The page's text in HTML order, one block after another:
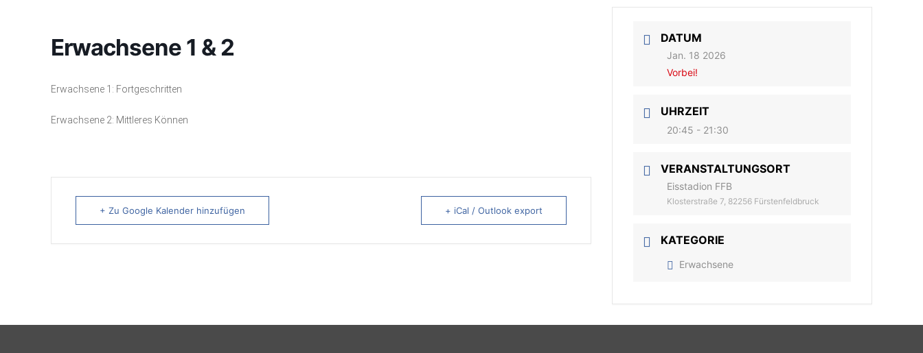
Erwachsene 1 & 2
Erwachsene 1: Fortgeschritten
Erwachsene 2: Mittleres Können
+ Zu Google Kalender hinzufügen + iCal / Outlook export
DATUM
Jan. 18 2026
Vorbei!
UHRZEIT
20:45 - 21:30
VERANSTALTUNGSORT
Eisstadion FFB
Klosterstraße 7, 82256 Fürstenfeldbruck
KATEGORIE
Erwachsene